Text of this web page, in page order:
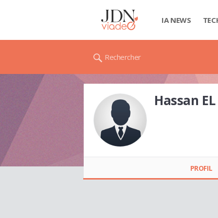
IA NEWS
Rechercher
Hassan
PROFIL